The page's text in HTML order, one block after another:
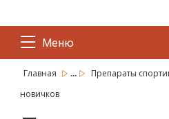
Меню
Главная ...
Препараты
новичков